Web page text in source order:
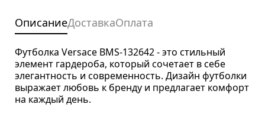
ОписаниеДоставкаОплата
Футболка Versace BMS-132642 - это стильный
элемент гардероба, который сочетает в себе
элегантность и современность. Дизайн футболки
выражает любовь к бренду и предлагает комфорт
на каждый день.